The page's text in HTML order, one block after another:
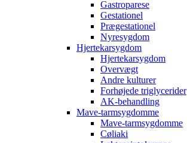
Gastroparese
Gestationel
Prægestationel
Nyresygdom
Hjertekarsygdom
Hjertekarsygdom
Overvægt
Andre kulturer
Forhøjede triglycerider
AK-behandling
Mave-tarmsygdomme
Mave-tarmsygdomme
Cøliaki